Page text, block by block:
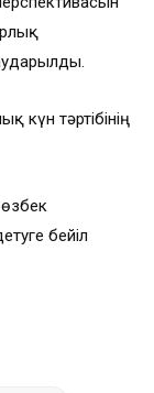
күн тәртібінің
бейіл